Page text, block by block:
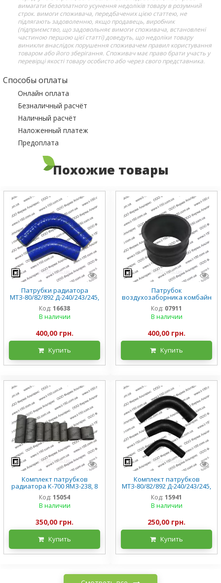
вимагати безоплатного усунення недоліків товару в розумний
строк. вимоги споживача, передбачених цією статтею, не
підлягають задоволенню, якщо продавець, виробник
(підприємство, що задовольняє вимоги споживача, встановлені
частиною першою цієї статті) доведуть, що недоліки товару
виникли внаслідок порушення споживачем правил користування
товаром або його зберігання. Споживач має право брати участь у
перевірці якості товару особисто або через свого представника.
Способы оплаты
Онлайн оплата
Безналичный расчёт
Наличный расчёт
Наложенный платеж
Предоплата
Похожие товары
Патрубки радиатора
МТЗ-80/82/892 Д-240/243/245,
комплект 2 шт, силикон
Код: 16638
В наличии
400,00 грн.
Купить
Патрубок
воздухозаборника комбайн
ДОН 1500Б ЯМЗ 150.11.154
Код: 07911
В наличии
400,00 грн.
Купить
Комплект патрубков
радиатора К-700 ЯМЗ-238, 8
шт
Код: 15054
В наличии
350,00 грн.
Купить
Комплект патрубков
МТЗ-80/82/892 Д-240/243/245,
черная резина
Код: 15941
В наличии
250,00 грн.
Купить